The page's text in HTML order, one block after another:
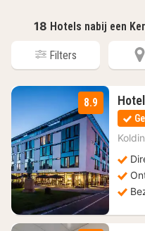
18 Hotels nabij een
Filters
8.9